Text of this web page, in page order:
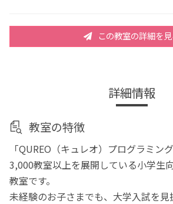
この教室の詳細を
詳細情報
教室の特徴
「QUREO（キュレオ）プログラミン
3,000教室以上を展開している小学生
教室です。
未経験のお子さまでも、大学入試を